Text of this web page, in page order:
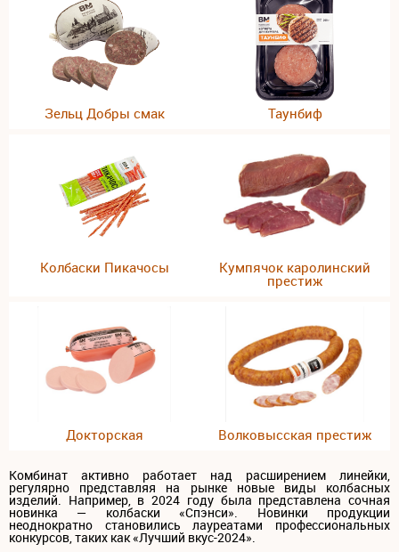
Зельц Добры смак Таунбиф
Колбаски Пикачосы Кумпячок каролинский
престиж
Докторская Волковысская престиж
Комбинат активно работает над расширением линейки,
регулярно представляя на рынке новые виды колбасных
изделий. Например, в 2024 году была представлена сочная
новинка — колбаски «Спэнси». Новинки продукции
неоднократно становились лауреатами профессиональных
конкурсов, таких как «Лучший вкус-2024».